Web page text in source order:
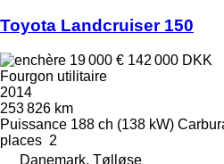
Toyota Landcruiser 150
19 000 € 142 000 DKK
Fourgon utilitaire
2014
253 826 km
Puissance 188 ch (138 kW)
places 2
Danemark, Tølløse